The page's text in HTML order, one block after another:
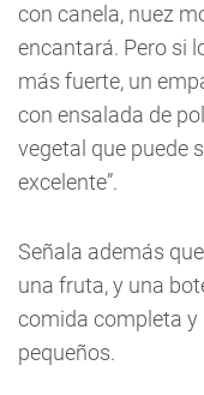
con canela, nuez
encantará. Pero si
más fuerte, un
con ensalada de
vegetal que puede
excelente”.
Señala además
una fruta, y una
comida completa y
pequeños.